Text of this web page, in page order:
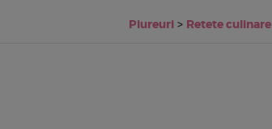
Piureuri > Retete culinare